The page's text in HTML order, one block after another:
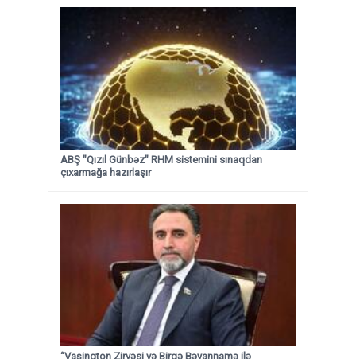
ABŞ "Qızıl Günbəz" RHM sistemini sınaqdan
çıxarmağa hazırlaşır
“Vaşinqton Zirvəsi və Birgə Bəyannamə ilə